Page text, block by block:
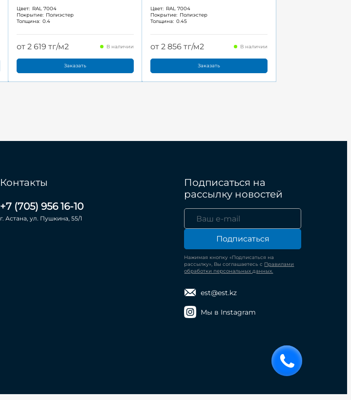
Цвет: RAL 7004
Покрытие: Полиэстер
Толщина: 0.4
от 2 619 тг/м2 В наличии
Заказать
Цвет: RAL 7004
Покрытие: Полиэстер
Толщина: 0.45
от 2 856 тг/м2 В наличии
Заказать
Контакты
+7 (705) 956 16-10
г. Астана, ул. Пушкина, 55/1
Подписаться на
рассылку новостей
Подписаться
Нажимая кнопку «Подписаться на
рассылку», Вы соглашаетесь с Правилами
обработки персональных данных.
est@est.kz
Мы в Instagram